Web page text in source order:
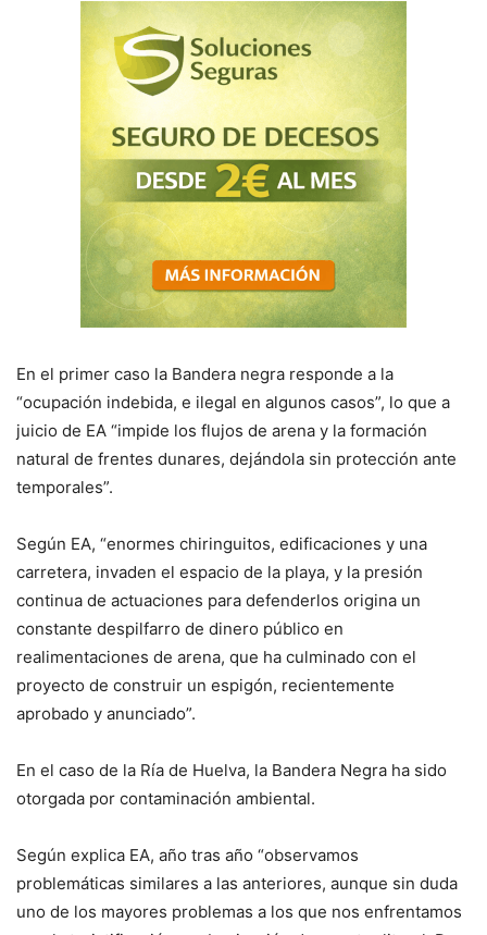
En el primer caso la Bandera negra responde a la
“ocupación indebida, e ilegal en algunos casos”, lo que a
juicio de EA “impide los flujos de arena y la formación
natural de frentes dunares, dejándola sin protección ante
temporales”.
Según EA, “enormes chiringuitos, edificaciones y una
carretera, invaden el espacio de la playa, y la presión
continua de actuaciones para defenderlos origina un
constante despilfarro de dinero público en
realimentaciones de arena, que ha culminado con el
proyecto de construir un espigón, recientemente
aprobado y anunciado”.
En el caso de la Ría de Huelva, la Bandera Negra ha sido
otorgada por contaminación ambiental.
Según explica EA, año tras año “observamos
problemáticas similares a las anteriores, aunque sin duda
uno de los mayores problemas a los que nos enfrentamos